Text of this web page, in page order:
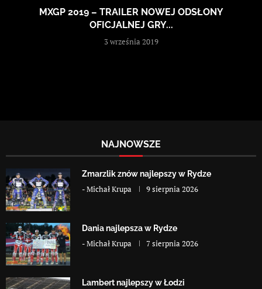
MXGP 2019 – TRAILER NOWEJ ODSŁONY
OFICJALNEJ GRY...
3 września 2019
NAJNOWSZE
Zmarzlik znów najlepszy w Rydze
-Michał Krupa 9 sierpnia 2026
Dania najlepsza w Rydze
-Michał Krupa 7 sierpnia 2026
Lambert najlepszy w Łodzi